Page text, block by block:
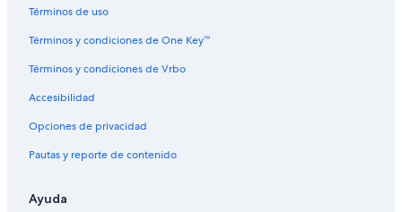
Términos de uso
Términos y condiciones de One Key™
Términos y condiciones de Vrbo
Accesibilidad
Opciones de privacidad
Pautas y reporte de contenido
Ayuda